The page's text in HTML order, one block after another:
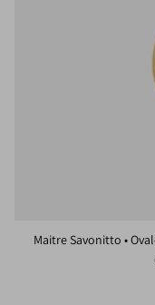
Maitre Savonitto •